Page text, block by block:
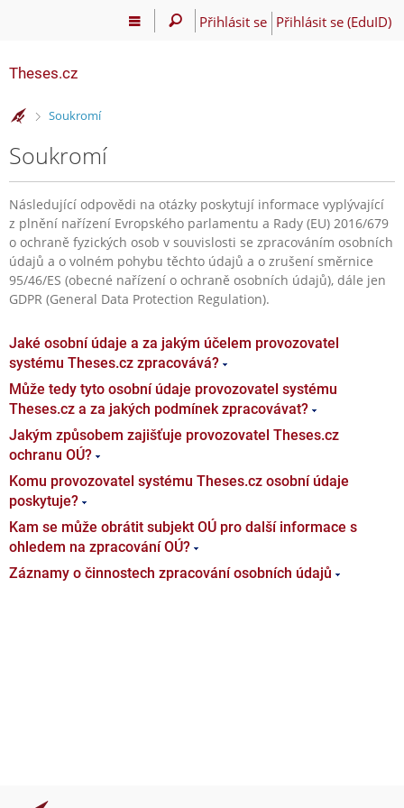
Přihlásit se Přihlásit se (EduID)
Theses.cz
>
Soukromí
Soukromí
Následující odpovědi na otázky poskytují informace vyplývající
z plnění nařízení Evropského parlamentu a Rady (EU) 2016/679
o ochraně fyzických osob v souvislosti se zpracováním osobních
údajů a o volném pohybu těchto údajů a o zrušení směrnice
95/46/ES (obecné nařízení o ochraně osobních údajů), dále jen
GDPR (General Data Protection Regulation).
Jaké osobní údaje a za jakým účelem provozovatel
systému Theses.cz zpracovává?
Může tedy tyto osobní údaje provozovatel systému
Theses.cz a za jakých podmínek zpracovávat?
Jakým způsobem zajišťuje provozovatel Theses.cz
ochranu OÚ?
Komu provozovatel systému Theses.cz osobní údaje
poskytuje?
Kam se může obrátit subjekt OÚ pro další informace s
ohledem na zpracování OÚ?
Záznamy o činnostech zpracování osobních údajů